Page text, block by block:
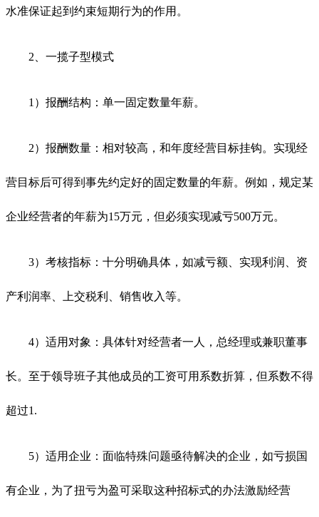
水准保证起到约束短期行为的作用。
2、一揽子型模式
1）报酬结构：单一固定数量年薪。
2）报酬数量：相对较高，和年度经营目标挂钩。实现经
营目标后可得到事先约定好的固定数量的年薪。例如，规定某
企业经营者的年薪为15万元，但必须实现减亏500万元。
3）考核指标：十分明确具体，如减亏额、实现利润、资
产利润率、上交税利、销售收入等。
4）适用对象：具体针对经营者一人，总经理或兼职董事
长。至于领导班子其他成员的工资可用系数折算，但系数不得
超过1.
5）适用企业：面临特殊问题亟待解决的企业，如亏损国
有企业，为了扭亏为盈可采取这种招标式的办法激励经营